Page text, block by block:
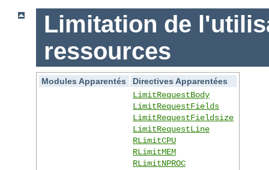
Limitation de
ressources
Modules Apparentés
Directives Apparentées
LimitRequestBody
LimitRequestFields
LimitRequestFieldsize
LimitRequestLine
RLimitCPU
RLimitMEM
RLimitNPROC